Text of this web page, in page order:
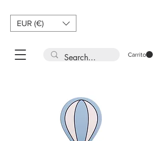
EUR (€)
Carrito